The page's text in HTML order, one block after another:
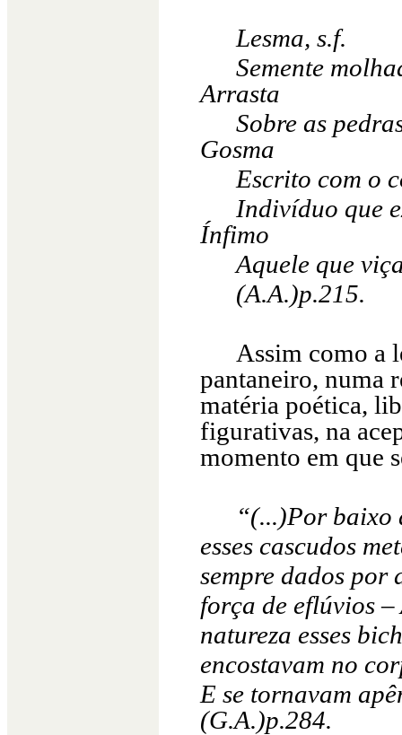
Lesma, s.f.
Semente
Arrasta
Sobre as
Gosma
Escrito com o
Indivíduo que
Ínfimo
Aquele que
(A.A.)p.215.
Assim como a
pantaneiro, numa
matéria poética,
figurativas, na
momento em que
“(...)Por baixo
esses cascudos
sempre dados
força de eflúvios
natureza esses
encostavam no
E se tornavam
(G.A.)p.284.